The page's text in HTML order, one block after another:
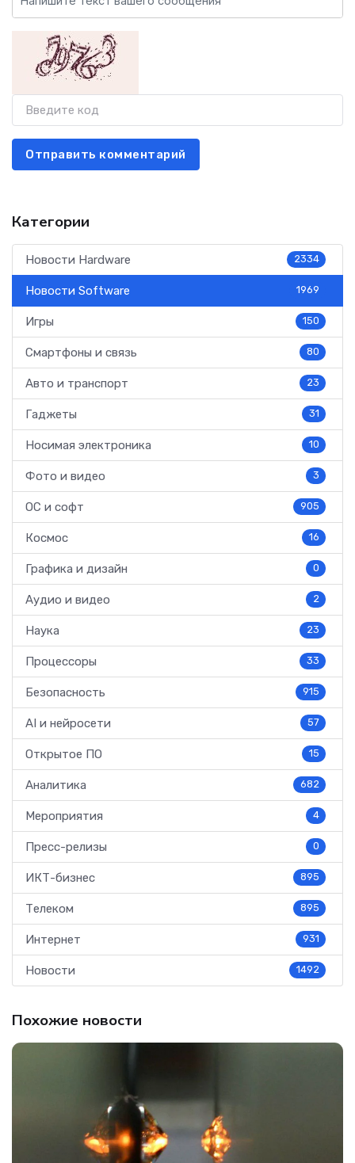
Отправить комментарий
Категории
Новости Hardware 2334
Новости Software 1969
Игры 150
Смартфоны и связь 80
Авто и транспорт 23
Гаджеты 31
Носимая электроника 10
Фото и видео 3
ОС и софт 905
Космос 16
Графика и дизайн 0
Аудио и видео 2
Наука 23
Процессоры 33
Безопасность 915
AI и нейросети 57
Открытое ПО 15
Аналитика 682
Мероприятия 4
Пресс-релизы 0
ИКТ-бизнес 895
Телеком 895
Интернет 931
Новости 1492
Похожие новости